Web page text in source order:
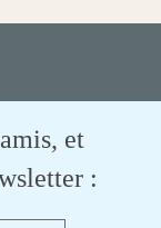
et
: